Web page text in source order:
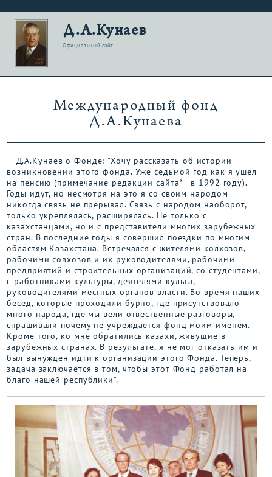
Д.А.Кунаев
Официальный сайт
Международный фонд
Д.А.Кунаева
Д.А.Кунаев о Фонде: "Хочу рассказать об истории
возникновении этого фонда. Уже седьмой год как я ушел
на пенсию (примечание редакции сайта* - в 1992 году).
Годы идут, но несмотря на это я со своим народом
никогда связь не прерывал. Связь с народом наоборот,
только укреплялась, расширялась. Не только с
казахстанцами, но и с представители многих зарубежных
стран. В последние годы я совершил поездки по многим
областям Казахстана. Встречался с жителями колхозов,
рабочими совхозов и их руководителями, рабочими
предприятий и строительных организаций, со студентами,
с работниками культуры, деятелями культа,
руководителями местных органов власти. Во время наших
бесед, которые проходили бурно, где присутствовало
много народа, где мы вели отвественные разговоры,
спрашивали почему не учреждается фонд моим именем.
Кроме того, ко мне обратились казахи, живущие в
зарубежных странах. В результате, я не мог отказать им и
был вынужден идти к организации этого Фонда. Теперь,
задача заключается в том, чтобы этот Фонд работал на
благо нашей республики".